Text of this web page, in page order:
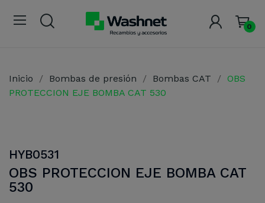
0
Inicio Bombas de presión Bombas CAT
OBS
PROTECCION EJE BOMBA CAT 530
HYB0531
OBS PROTECCION EJE BOMBA CAT
530